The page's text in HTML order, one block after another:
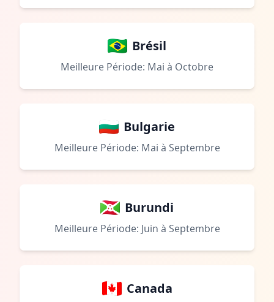
Brésil
Meilleure Période: Mai à Octobre
Bulgarie
Meilleure Période: Mai à Septembre
Burundi
Meilleure Période: Juin à Septembre
Canada